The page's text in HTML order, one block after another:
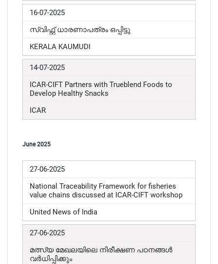
16-07-2025
സ്വിഫ്റ്റ് ധാരണാപത്രം ഒപ്പിട്ടു
KERALA KAUMUDI
14-07-2025
ICAR-CIFT Partners with Trueblend Foods to
Develop Healthy Snacks
ICAR
June 2025
27-06-2025
National Traceability Framework for fisheries
value chains discussed at ICAR-CIFT workshop
United News of India
27-06-2025
മത്സ്യ മേഖലയിലെ നിരീക്ഷണ പഠനങ്ങൾ
വർധിപ്പിക്കും